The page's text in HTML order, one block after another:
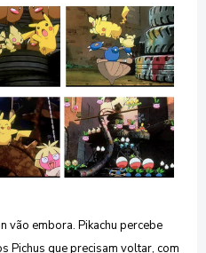
vão embora. Pikachu percebe
Pichus que precisam voltar, com